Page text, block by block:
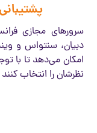
سرورهای مجازی
دبیان، سنتواس و
امکان می‌دهد تا با
نظرشان را انتخاب کنند